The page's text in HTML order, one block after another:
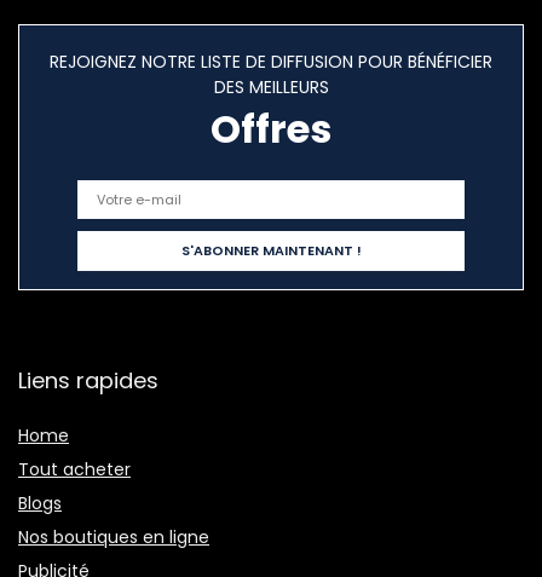
REJOIGNEZ NOTRE LISTE DE DIFFUSION POUR BÉNÉFICIER
DES MEILLEURS
Offres
Liens rapides
Home
Tout acheter
Blogs
Nos boutiques en ligne
Publicité